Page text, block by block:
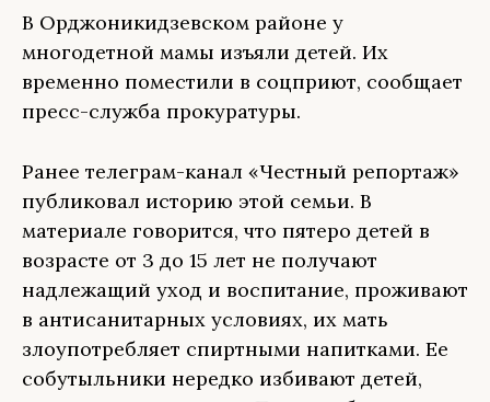
В Орджоникидзевском районе у
многодетной мамы изъяли детей. Их
временно поместили в соцприют, сообщает
пресс-служба прокуратуры.
Ранее телеграм-канал «Честный репортаж»
публиковал историю этой семьи. В
материале говорится, что пятеро детей в
возрасте от 3 до 15 лет не получают
надлежащий уход и воспитание, проживают
в антисанитарных условиях, их мать
злоупотребляет спиртными напитками. Ее
собутыльники нередко избивают детей,